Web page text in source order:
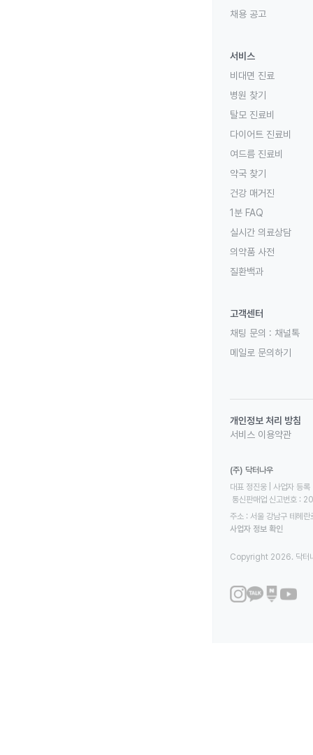
채용 공고
서비스
비대면 진료
병원 찾기
탈모 진료비
다이어트 진료비
여드름 진료비
약국 찾기
건강 매거진
1분 FAQ
실시간 의료상담
의약품 사전
질환백과
고객센터
채팅 문의 : 채널톡
메일로 문의하기
개인정보 처리 방침
서비스 이용약관
(주) 닥터나우
대표 정진웅 | 사업자
통신판매업 신고번호
주소 : 서울 강남구 테헤
사업자 정보 확인
Copyright 2026. 닥터